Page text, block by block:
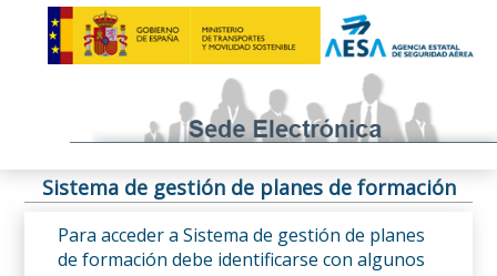
Sistema de gestión de planes de formación
Para acceder a Sistema de gestión de planes
de formación debe identificarse con algunos